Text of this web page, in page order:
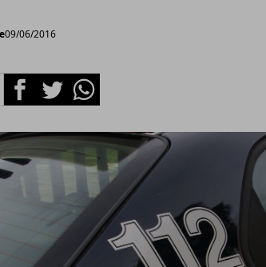
09/06/2016
FacebookTwitterWhatsapp